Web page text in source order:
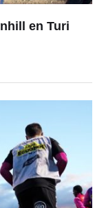
en Turi